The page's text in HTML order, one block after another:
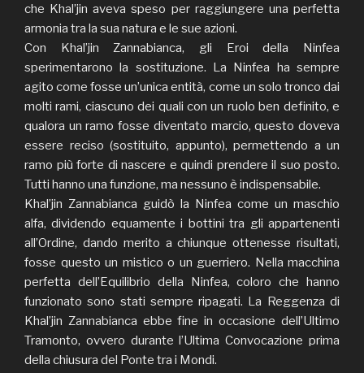
che Khal’jin aveva speso per raggiungere una perfetta
armonia tra la sua natura e le sue azioni.
Con Khal’jin Zannabianca, gli Eroi della Ninfea
sperimentarono la sostituzione. La Ninfea ha sempre
agito come fosse un’unica entità, come un solo tronco dai
molti rami, ciascuno dei quali con un ruolo ben definito, e
qualora un ramo fosse diventato marcio, questo doveva
essere reciso (sostituito, appunto), permettendo a un
ramo più forte di nascere e quindi prendere il suo posto.
Tutti hanno una funzione, ma nessuno è indispensabile.
Khal’jin Zannabianca guidò la Ninfea come un maschio
alfa, dividendo equamente i bottini tra gli appartenenti
all’Ordine, dando merito a chiunque ottenesse risultati,
fosse questo un mistico o un guerriero. Nella macchina
perfetta dell’Equilibrio della Ninfea, coloro che hanno
funzionato sono stati sempre ripagati. La Reggenza di
Khal’jin Zannabianca ebbe fine in occasione dell’Ultimo
Tramonto, ovvero durante l’Ultima Convocazione prima
della chiusura del Ponte tra i Mondi.